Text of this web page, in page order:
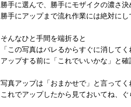
勝手に選んで、勝手にモザイクの濃さ
勝手にアップまで流れ作業には絶対にし
そんなひと手間を端折ると
「この写真はバレるからすぐに消して
アップする前に「これでいいかな」と確
写真アップは「おまかせで」と言ってく
これでアップしたから見ておいてね、ぐ